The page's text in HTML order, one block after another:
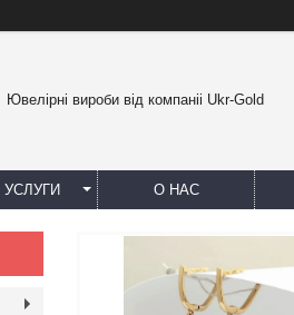
Ювелірні вироби від компаніі Ukr-Gold
О НАС